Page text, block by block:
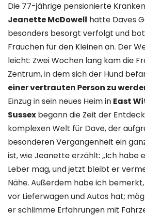
Die 77-jährige pensionierte
Jeanette McDowell hatte Daves
besonders besorgt verfolgt und bot
Frauchen für den Kleinen an. Der
leicht: Zwei Wochen lang kam die
Zentrum, in dem sich der Hund
einer vertrauten Person zu
Einzug in sein neues Heim in East
Sussex begann die Zeit der
komplexen Welt für Dave, der
besonderen Vergangenheit ein
ist, wie Jeanette erzählt: „Ich habe
Leber mag, und jetzt bleibt er
Nähe. Außerdem habe ich
vor Lieferwagen und Autos hat;
er schlimme Erfahrungen mit